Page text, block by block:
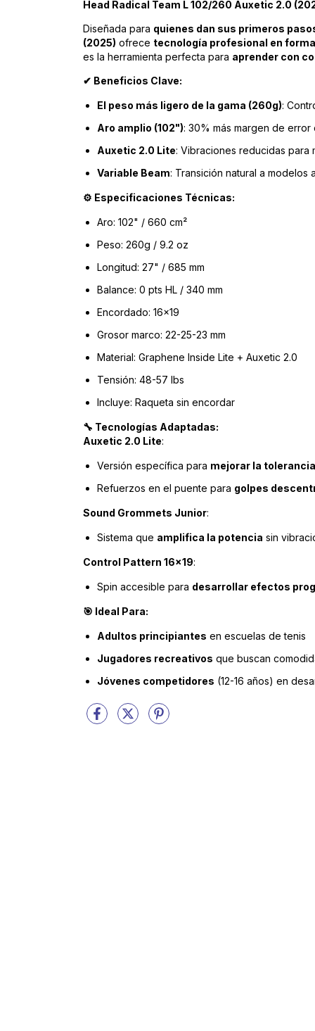
Head Radical Team L 102/260 Auxetic 2.0
Diseñada para quienes dan sus primeros
(2025) ofrece tecnología profesional en
es la herramienta perfecta para aprender con
✔ Beneficios Clave:
El peso más ligero de la gama (260g):
Aro amplio (102"): 30% más margen de
Auxetic 2.0 Lite: Vibraciones reducidas para
Variable Beam: Transición natural a modelos
⚙️ Especificaciones Técnicas:
Aro: 102" / 660 cm²
Peso: 260g / 9.2 oz
Longitud: 27" / 685 mm
Balance: 0 pts HL / 340 mm
Encordado: 16x19
Grosor marco: 22-25-23 mm
Material: Graphene Inside Lite + Auxetic 2.0
Tensión: 48-57 lbs
Incluye: Raqueta sin encordar
🔧 Tecnologías Adaptadas:
Auxetic 2.0 Lite:
Versión específica para mejorar la tolerancia
Refuerzos en el puente para golpes
Sound Grommets Junior:
Sistema que amplifica la potencia sin
Control Pattern 16x19:
Spin accesible para desarrollar efectos
🎯 Ideal Para:
Adultos principiantes en escuelas de tenis
Jugadores recreativos que buscan
Jóvenes competidores (12-16 años) en